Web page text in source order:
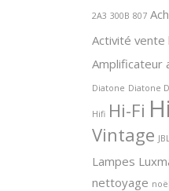
2A3 300B 807
Activité vente
Amplificateur
Diatone Diatone
Hifi Hi-Fi
Vintage JBL
Lampes
nettoyage noël